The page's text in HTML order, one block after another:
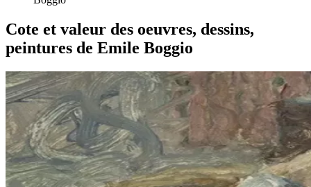
Cote et valeur des oeuvres, dessins,
peintures de Emile Boggio